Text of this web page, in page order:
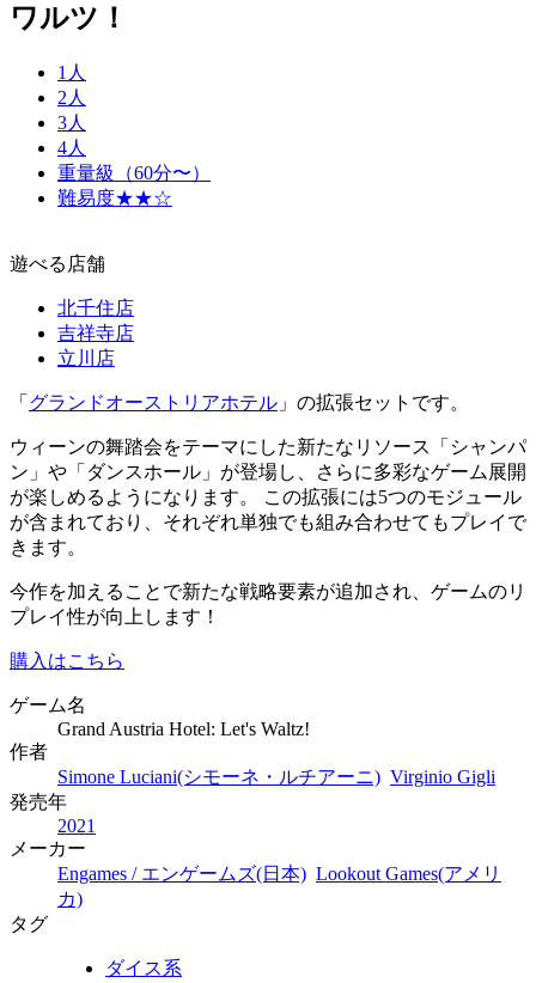
ワルツ！
1人
2人
3人
4人
重量級（60分〜）
難易度★★☆
遊べる店舗
北千住店
吉祥寺店
立川店
「 グランドオーストリアホテル 」の拡張セットです。
ウィーンの舞踏会をテーマにした新たなリソース「シャンパ
ン」や「ダンスホール」が登場し、さらに多彩なゲーム展開
が楽しめるようになります。 この拡張には5つのモジュール
が含まれており、それぞれ単独でも組み合わせてもプレイで
きます。
今作を加えることで新たな戦略要素が追加され、ゲームのリ
プレイ性が向上します！
購入はこちら
ゲーム名
Grand Austria Hotel: Let's Waltz!
作者
Simone Luciani(シモーネ・ルチアーニ) Virginio Gigli
発売年
2021
メーカー
Engames / エンゲームズ(日本) Lookout Games(アメリ
カ)
タグ
ダイス系